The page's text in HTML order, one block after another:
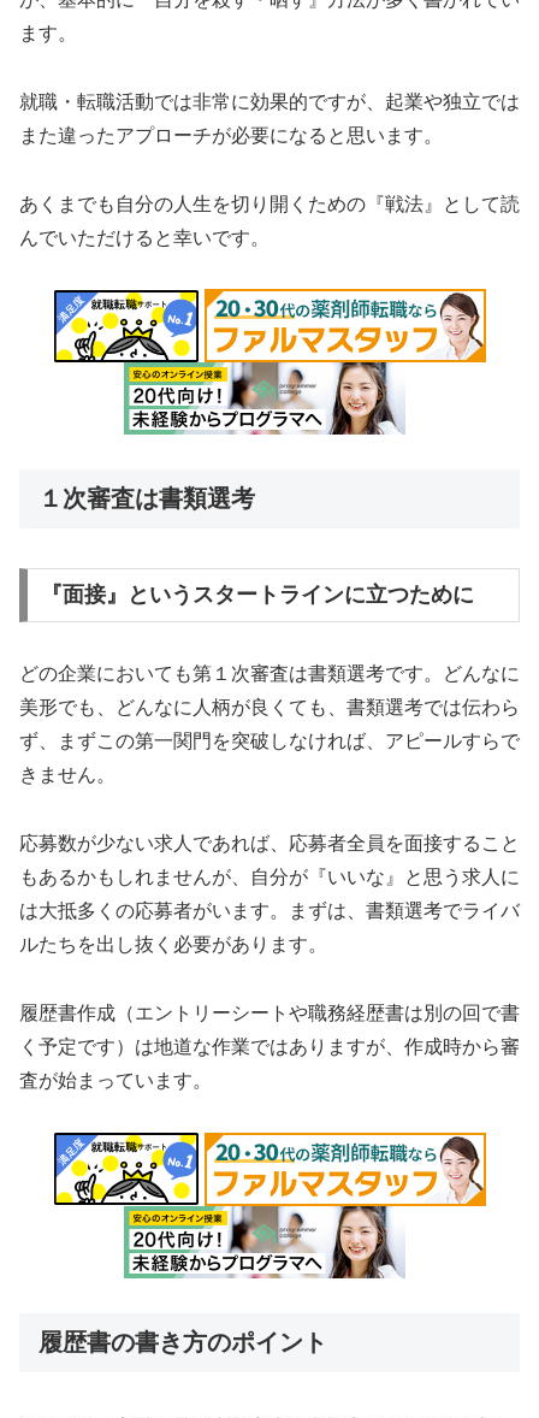
ます。
就職・転職活動では非常に効果的ですが、起業や独立では
また違ったアプローチが必要になると思います。
あくまでも自分の人生を切り開くための『戦法』として読
んでいただけると幸いです。
１次審査は書類選考
『面接』というスタートラインに立つために
どの企業においても第１次審査は書類選考です。どんなに
美形でも、どんなに人柄が良くても、書類選考では伝わら
ず、まずこの第一関門を突破しなければ、アピールすらで
きません。
応募数が少ない求人であれば、応募者全員を面接すること
もあるかもしれませんが、自分が『いいな』と思う求人に
は大抵多くの応募者がいます。まずは、書類選考でライバ
ルたちを出し抜く必要があります。
履歴書作成（エントリーシートや職務経歴書は別の回で書
く予定です）は地道な作業ではありますが、作成時から審
査が始まっています。
履歴書の書き方のポイント